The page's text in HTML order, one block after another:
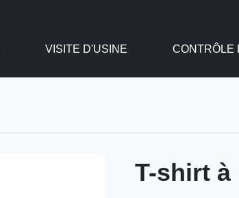
VISITE D'USINE CONTRÔLE
T-shirt à